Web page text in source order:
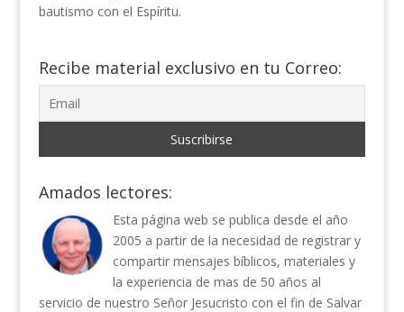
bautismo con el Espíritu.
Recibe material exclusivo en tu Correo:
Amados lectores:
Esta página web se publica desde el año
2005 a partir de la necesidad de registrar y
compartir mensajes bíblicos, materiales y
la experiencia de mas de 50 años al
servicio de nuestro Señor Jesucristo con el fin de Salvar